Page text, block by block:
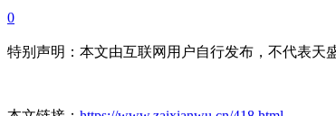
0
特别声明：本文由互联网用户自行发布，不代表天